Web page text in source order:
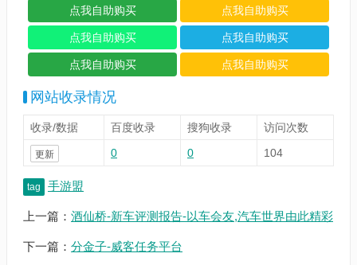
网站收录情况
收录/数据 百度收录 搜狗收录 访问次数
更新 0 0 104
tag 手游盟
上一篇： 酒仙桥-新车评测报告-以车会友,汽车世界由此精彩
下一篇： 分金子-威客任务平台